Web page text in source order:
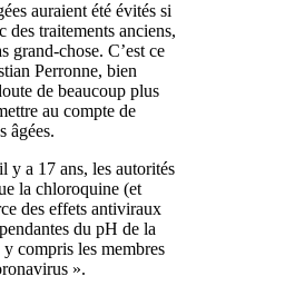
auraient été évités si
des traitements anciens,
grand-chose. C’est ce
Perronne, bien
de beaucoup plus
au compte de
âgées.
y a 17 ans, les autorités
la chloroquine (et
des effets antiviraux
du pH de la
compris les membres
».